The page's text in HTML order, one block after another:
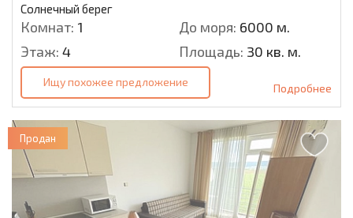
Солнечный берег
Комнат: 1 До моря: 6000 м.
Этаж: 4 Площадь: 30 кв. м.
Ищу похожее предложение Подробнее
Продан